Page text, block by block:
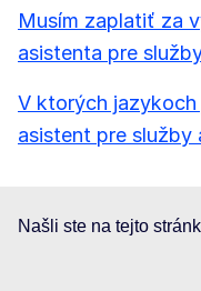
Musím zaplatiť za
asistenta pre
V ktorých
asistent pre služby
Našli ste na tejto